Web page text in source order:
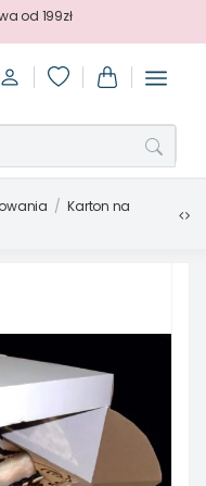
od 199zł
Karton na